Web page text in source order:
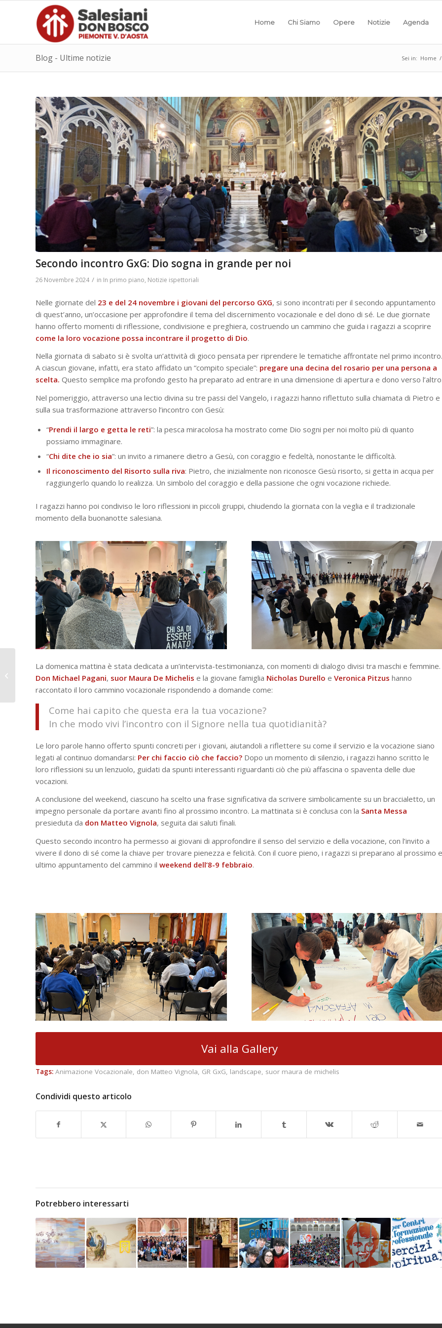
Home Chi Siamo Opere Notizie Agenda
Blog - Ultime notizie Sei in: Home /
Secondo incontro GxG: Dio sogna in grande per noi
26 Novembre 2024 / in In primo piano, Notizie ispettoriali
Nelle giornate del 23 e del 24 novembre i giovani del percorso GXG, si sono incontrati per il secondo appuntamento
di quest’anno, un’occasione per approfondire il tema del discernimento vocazionale e del dono di sé. Le due giornate
hanno offerto momenti di riflessione, condivisione e preghiera, costruendo un cammino che guida i ragazzi a scoprire
come la loro vocazione possa incontrare il progetto di Dio.
Nella giornata di sabato si è svolta un’attività di gioco pensata per riprendere le tematiche affrontate nel primo incontro.
A ciascun giovane, infatti, era stato affidato un “compito speciale”: pregare una decina del rosario per una persona a
scelta. Questo semplice ma profondo gesto ha preparato ad entrare in una dimensione di apertura e dono verso
Nel pomeriggio, attraverso una lectio divina su tre passi del Vangelo, i ragazzi hanno riflettuto sulla chiamata di Pietro e
sulla sua trasformazione attraverso l’incontro con Gesù:
“Prendi il largo e getta le reti”: la pesca miracolosa ha mostrato come Dio sogni per noi molto più di quanto
possiamo immaginare.
“Chi dite che io sia”: un invito a rimanere dietro a Gesù, con coraggio e fedeltà, nonostante le difficoltà.
Il riconoscimento del Risorto sulla riva: Pietro, che inizialmente non riconosce Gesù risorto, si getta in acqua per
raggiungerlo quando lo realizza. Un simbolo del coraggio e della passione che ogni vocazione richiede.
I ragazzi hanno poi condiviso le loro riflessioni in piccoli gruppi, chiudendo la giornata con la veglia e il tradizionale
momento della buonanotte salesiana.
La domenica mattina è stata dedicata a un’intervista-testimonianza, con momenti di dialogo divisi tra maschi e femmine.
Don Michael Pagani, suor Maura De Michelis e la giovane famiglia Nicholas Durello e Veronica Pitzus hanno
raccontato il loro cammino vocazionale rispondendo a domande come:
Come hai capito che questa era la tua vocazione?
In che modo vivi l’incontro con il Signore nella tua quotidianità?
Le loro parole hanno offerto spunti concreti per i giovani, aiutandoli a riflettere su come il servizio e la vocazione siano
legati al continuo domandarsi: Per chi faccio ciò che faccio? Dopo un momento di silenzio, i ragazzi hanno scritto le
loro riflessioni su un lenzuolo, guidati da spunti interessanti riguardanti ciò che più affascina o spaventa delle due
vocazioni.
A conclusione del weekend, ciascuno ha scelto una frase significativa da scrivere simbolicamente su un braccialetto, un
impegno personale da portare avanti fino al prossimo incontro. La mattinata si è conclusa con la Santa Messa
presieduta da don Matteo Vignola, seguita dai saluti finali.
Questo secondo incontro ha permesso ai giovani di approfondire il senso del servizio e della vocazione, con l’invito a
vivere il dono di sé come la chiave per trovare pienezza e felicità. Con il cuore pieno, i ragazzi si preparano al prossimo e
ultimo appuntamento del cammino il weekend dell’8-9 febbraio.
Vai alla Gallery
Tags: Animazione Vocazionale, don Matteo Vignola, GR GxG, landscape, suor maura de michelis
Condividi questo articolo
Potrebbero interessarti
libertà, la pace e la
giustizia sociale”,
seminario...